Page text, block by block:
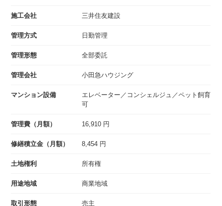
施工会社 三井住友建設
管理方式 日勤管理
管理形態 全部委託
管理会社 小田急ハウジング
マンション設備
エレベーター／コンシェルジュ／ペット飼育
可
管理費（月額） 16,910 円
修繕積立金（月額） 8,454 円
土地権利 所有権
用途地域 商業地域
取引形態 売主